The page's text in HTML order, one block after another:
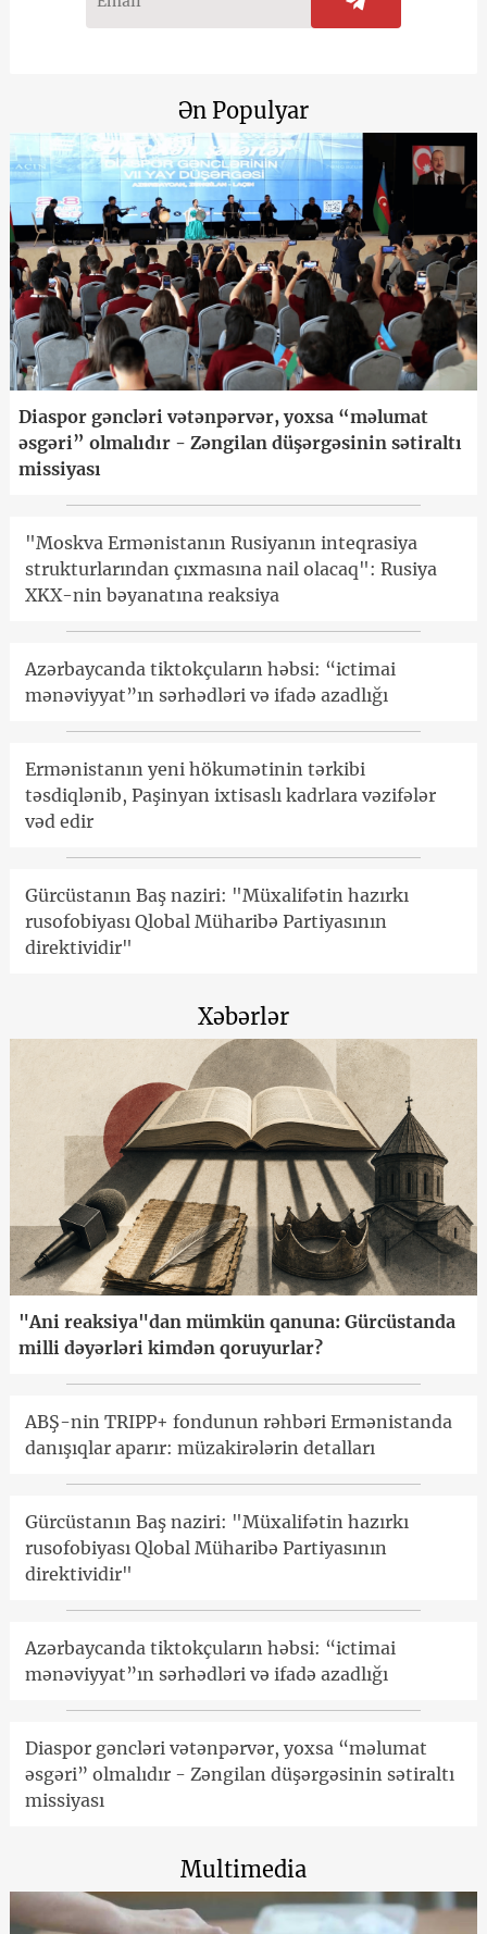
Ən Populyar
Diaspor gəncləri vətənpərvər, yoxsa “məlumat
əsgəri” olmalıdır - Zəngilan düşərgəsinin sətiraltı
missiyası
"Moskva Ermənistanın Rusiyanın inteqrasiya
strukturlarından çıxmasına nail olacaq": Rusiya
XKX-nin bəyanatına reaksiya
Azərbaycanda tiktokçuların həbsi: “ictimai
mənəviyyat”ın sərhədləri və ifadə azadlığı
Ermənistanın yeni hökumətinin tərkibi
təsdiqlənib, Paşinyan ixtisaslı kadrlara vəzifələr
vəd edir
Gürcüstanın Baş naziri: "Müxalifətin hazırkı
rusofobiyası Qlobal Müharibə Partiyasının
direktividir"
Xəbərlər
"Ani reaksiya"dan mümkün qanuna: Gürcüstanda
milli dəyərləri kimdən qoruyurlar?
ABŞ-nin TRIPP+ fondunun rəhbəri Ermənistanda
danışıqlar aparır: müzakirələrin detalları
Gürcüstanın Baş naziri: "Müxalifətin hazırkı
rusofobiyası Qlobal Müharibə Partiyasının
direktividir"
Azərbaycanda tiktokçuların həbsi: “ictimai
mənəviyyat”ın sərhədləri və ifadə azadlığı
Diaspor gəncləri vətənpərvər, yoxsa “məlumat
əsgəri” olmalıdır - Zəngilan düşərgəsinin sətiraltı
missiyası
Multimedia